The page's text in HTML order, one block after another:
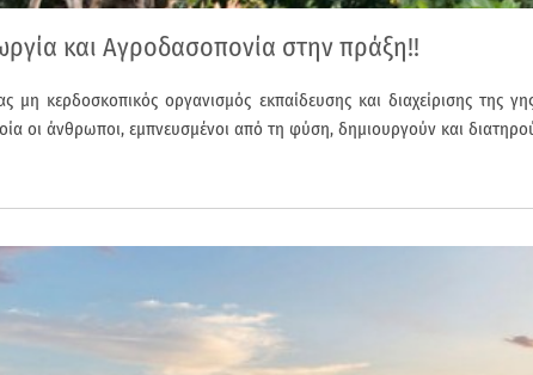
και Αγροδασοπονία στην πράξη!!
μη κερδοσκοπικός οργανισμός εκπαίδευσης και διαχείρισης
οι άνθρωποι, εμπνευσμένοι από τη φύση, δημιουργούν και